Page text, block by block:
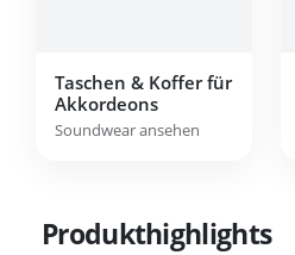
Taschen & Koffer für
Akkordeons
Soundwear ansehen
Produkthighlights